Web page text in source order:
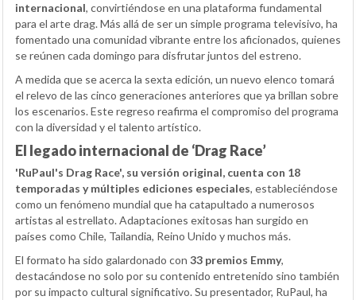
internacional, convirtiéndose en una plataforma fundamental
para el arte drag. Más allá de ser un simple programa televisivo, ha
fomentado una comunidad vibrante entre los aficionados, quienes
se reúnen cada domingo para disfrutar juntos del estreno.
A medida que se acerca la sexta edición, un nuevo elenco tomará
el relevo de las cinco generaciones anteriores que ya brillan sobre
los escenarios. Este regreso reafirma el compromiso del programa
con la diversidad y el talento artístico.
El legado internacional de ‘Drag Race’
'RuPaul's Drag Race', su versión original, cuenta con 18
temporadas y múltiples ediciones especiales, estableciéndose
como un fenómeno mundial que ha catapultado a numerosos
artistas al estrellato. Adaptaciones exitosas han surgido en
países como Chile, Tailandia, Reino Unido y muchos más.
El formato ha sido galardonado con 33 premios Emmy,
destacándose no solo por su contenido entretenido sino también
por su impacto cultural significativo. Su presentador, RuPaul, ha